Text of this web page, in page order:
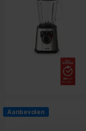
Aanbevolen